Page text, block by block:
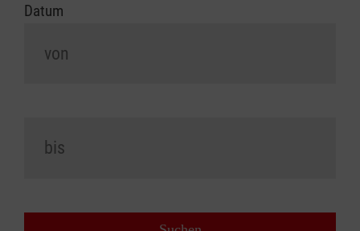
Datum